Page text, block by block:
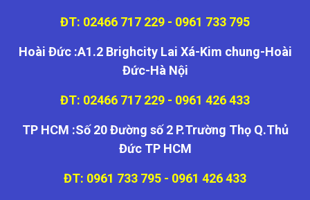
ĐT: 02466 717 229 - 0961 733 795
Hoài Đức :A1.2 Brighcity Lai Xá-Kim chung-Hoài
Đức-Hà Nội
ĐT: 02466 717 229 - 0961 426 433
TP HCM :Số 20 Đường số 2 P.Trường Thọ Q.Thủ
Đức TP HCM
ĐT: 0961 733 795 - 0961 426 433